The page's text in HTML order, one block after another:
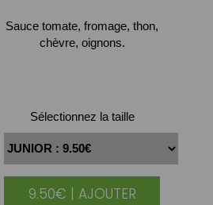
Sauce tomate, fromage, thon,
chèvre, oignons.
Sélectionnez la taille
|
9.50€ | AJOUTER